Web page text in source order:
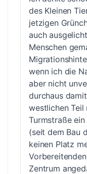
des Kleinen
jetzigen
auch
Menschen
wenn ich die
aber nicht
durchaus
westlichen Teil
Turmstraße
(seit dem Bau
keinen Platz
Zentrum